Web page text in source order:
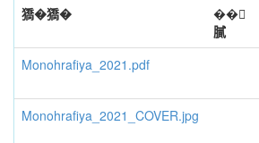
獢�獢�
��
膩
Monohrafiya_2021.pdf
Monohrafiya_2021_COVER.jpg